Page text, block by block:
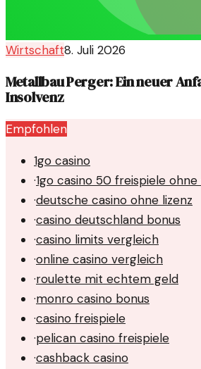
Wirtschaft8. Juli 2026
Metallbau Perger: Ein neuer
Insolvenz
Empfohlen
1go casino
·1go casino 50 freispiele ohne
·deutsche casino ohne lizenz
·casino deutschland bonus
·casino limits vergleich
·online casino vergleich
·roulette mit echtem geld
·monro casino bonus
·casino freispiele
·pelican casino freispiele
·cashback casino